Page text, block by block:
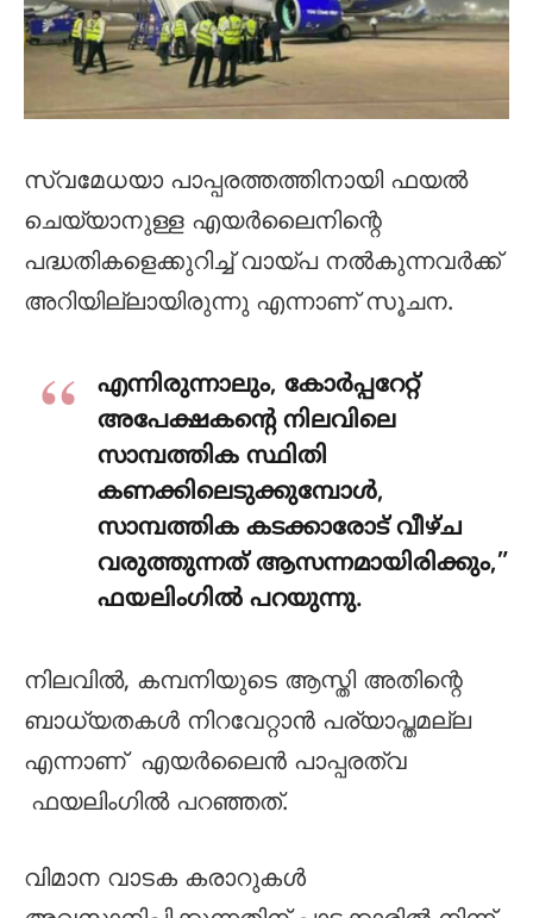
സ്വമേധയാ പാപ്പരത്തത്തിനായി ഫയൽ
ചെയ്യാനുള്ള എയർലൈനിന്റെ
പദ്ധതികളെക്കുറിച്ച് വായ്പ നൽകുന്നവർക്ക്
അറിയില്ലായിരുന്നു എന്നാണ് സൂചന.
എന്നിരുന്നാലും, കോർപ്പറേറ്റ്
അപേക്ഷകന്റെ നിലവിലെ
സാമ്പത്തിക സ്ഥിതി
കണക്കിലെടുക്കുമ്പോൾ,
സാമ്പത്തിക കടക്കാരോട് വീഴ്ച
വരുത്തുന്നത് ആസന്നമായിരിക്കും,”
ഫയലിംഗിൽ പറയുന്നു.
നിലവിൽ, കമ്പനിയുടെ ആസ്തി അതിന്റെ
ബാധ്യതകൾ നിറവേറ്റാൻ പര്യാപ്തമല്ല
എന്നാണ് എയർലൈൻ പാപ്പരത്വ
ഫയലിംഗിൽ പറഞ്ഞത്.
വിമാന വാടക കരാറുകൾ